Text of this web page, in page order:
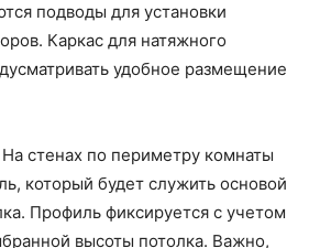
подводы для установки
Каркас для натяжного
удобное размещение
На стенах по периметру комнаты
который будет служить основой
Профиль фиксируется с учетом
высоты потолка. Важно,